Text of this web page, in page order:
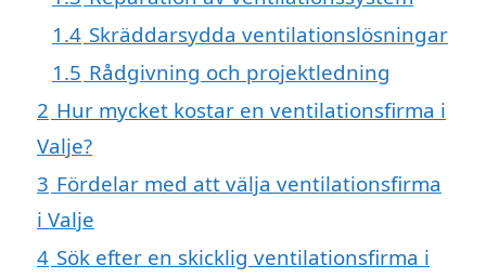
1.4 Skräddarsydda ventilationslösningar
1.5 Rådgivning och projektledning
2 Hur mycket kostar en ventilationsfirma i
Valje?
3 Fördelar med att välja ventilationsfirma
i Valje
4 Sök efter en skicklig ventilationsfirma i